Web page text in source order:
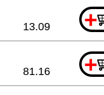
+
13.09
+
81.16